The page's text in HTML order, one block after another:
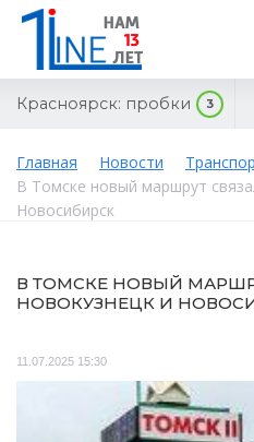
Красноярск: пробки 3
Главная Новости
В Томске новый маршрут
Новосибирск
В ТОМСКЕ НОВЫЙ
НОВОКУЗНЕЦК И
11.07.2025 15:30